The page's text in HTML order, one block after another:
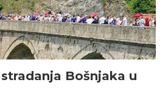
Bošnjaka u